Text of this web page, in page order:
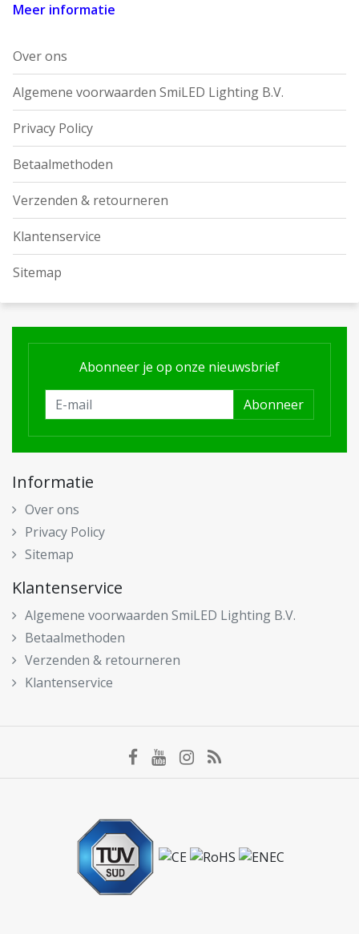
Meer informatie
Over ons
Algemene voorwaarden SmiLED Lighting B.V.
Privacy Policy
Betaalmethoden
Verzenden & retourneren
Klantenservice
Sitemap
Abonneer je op onze nieuwsbrief
Abonneer
Informatie
Over ons
Privacy Policy
Sitemap
Klantenservice
Algemene voorwaarden SmiLED Lighting B.V.
Betaalmethoden
Verzenden & retourneren
Klantenservice